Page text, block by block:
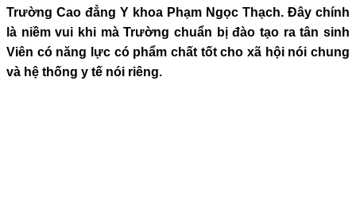
Trường Cao đẳng Y khoa Phạm Ngọc Thạch. Đây chính
là niềm vui khi mà Trường chuẩn bị đào tạo ra tân sinh
Viên có năng lực có phẩm chất tốt cho xã hội nói chung
và hệ thống y tế nói riêng.